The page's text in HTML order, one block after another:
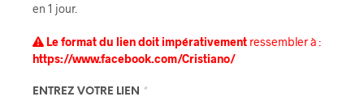
en 1 jour.
Le format du lien doit impérativement ressembler à :
https://www.facebook.com/Cristiano/
ENTREZ VOTRE LIEN *